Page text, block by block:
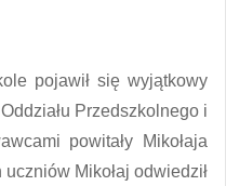
pojawił się wyjątkowy
Przedszkolnego i
powitały Mikołaja
Mikołaj odwiedził